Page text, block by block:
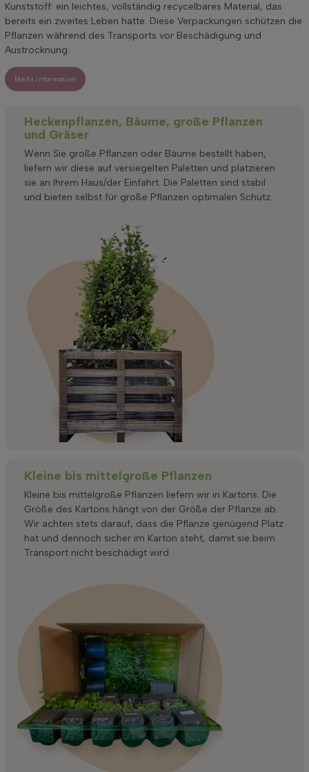
Kunststoff: ein leichtes, vollständig recycelbares Material, das
bereits ein zweites Leben hatte. Diese Verpackungen schützen die
Pflanzen während des Transports vor Beschädigung und
Austrocknung.
Mehr information
Heckenpflanzen, Bäume, große Pflanzen
und Gräser
Wenn Sie große Pflanzen oder Bäume bestellt haben,
liefern wir diese auf versiegelten Paletten und platzieren
sie an Ihrem Haus/der Einfahrt. Die Paletten sind stabil
und bieten selbst für große Pflanzen optimalen Schutz.
Kleine bis mittelgroße Pflanzen
Kleine bis mittelgroße Pflanzen liefern wir in Kartons. Die
Größe des Kartons hängt von der Größe der Pflanze ab.
Wir achten stets darauf, dass die Pflanze genügend Platz
hat und dennoch sicher im Karton steht, damit sie beim
Transport nicht beschädigt wird.